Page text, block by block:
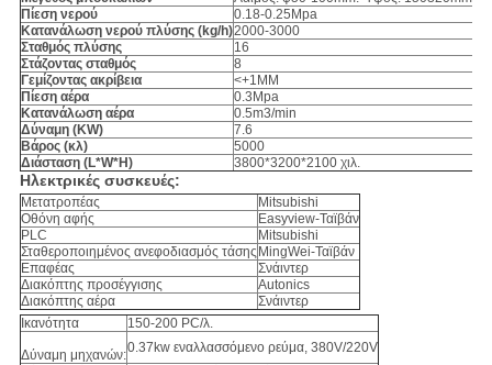
Πίεση νερού
0.18-0.25Mpa
Κατανάλωση νερού πλύσης (kg/h)2000-3000
Σταθμός πλύσης
16
Στάζοντας σταθμός
8
Γεμίζοντας ακρίβεια
<+1MM
Πίεση αέρα
0.3Mpa
Κατανάλωση αέρα
0.5m3/min
Δύναμη (KW)
7.6
Βάρος (κλ)
5000
Διάσταση (L*W*H)
3800*3200*2100 χιλ.
Ηλεκτρικές συσκευές:
Μετατροπέας
Mitsubishi
Οθόνη αφής
Easyview-Ταϊβάν
PLC
Mitsubishi
Σταθεροποιημένος ανεφοδιασμός τάσης MingWei-Ταϊβάν
Επαφέας
Σνάιντερ
Διακόπτης προσέγγισης
Autonics
Διακόπτης αέρα
Σνάιντερ
Ικανότητα
150-200 PC/λ.
Δύναμη μηχανών:0.37kw εναλλασσόμενο ρεύμα, 380V/220V